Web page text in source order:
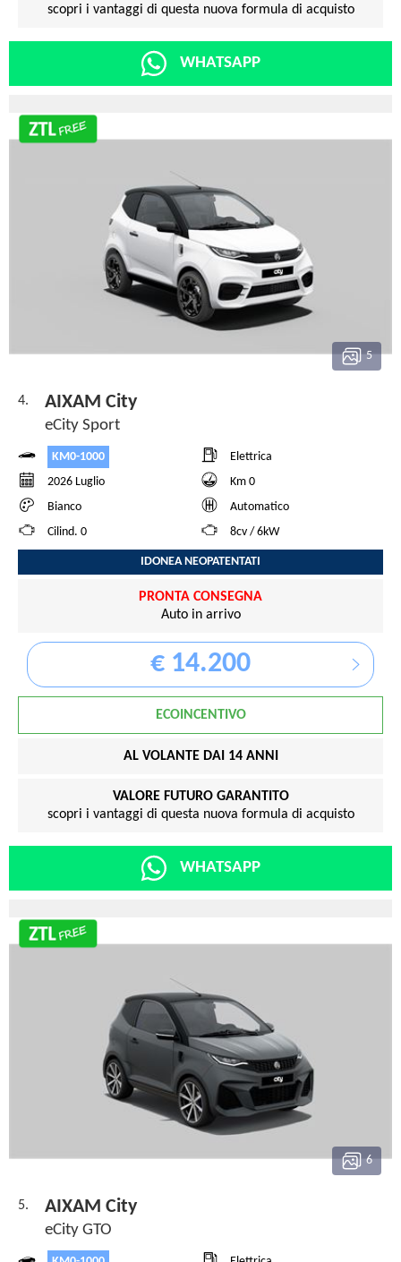
scopri i vantaggi di questa nuova formula di acquisto
WHATSAPP
5
4. AIXAM City
eCity Sport
KM0-1000
Elettrica
2026 Luglio
Km 0
Bianco
Automatico
Cilind. 0
8cv / 6kW
IDONEA NEOPATENTATI
PRONTA CONSEGNA
Auto in arrivo
€ 14.200
ECOINCENTIVO
AL VOLANTE DAI 14 ANNI
VALORE FUTURO GARANTITO
scopri i vantaggi di questa nuova formula di acquisto
WHATSAPP
6
5. AIXAM City
eCity GTO